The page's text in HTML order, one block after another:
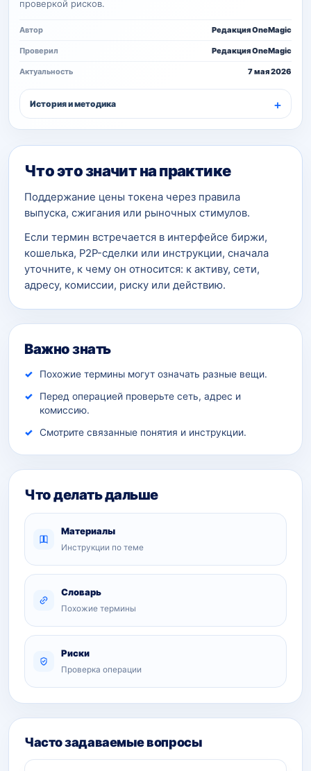
проверкой рисков.
Автор Редакция OneMagic
Проверил Редакция OneMagic
Актуальность 7 мая 2026
История и методика
Что это значит на практике
Поддержание цены токена через правила
выпуска, сжигания или рыночных стимулов.
Если термин встречается в интерфейсе биржи,
кошелька, P2P-сделки или инструкции, сначала
уточните, к чему он относится: к активу, сети,
адресу, комиссии, риску или действию.
Важно знать
Похожие термины могут означать разные вещи.
Перед операцией проверьте сеть, адрес и
комиссию.
Смотрите связанные понятия и инструкции.
Что делать дальше
Материалы
Инструкции по теме
Словарь
Похожие термины
Риски
Проверка операции
Часто задаваемые вопросы